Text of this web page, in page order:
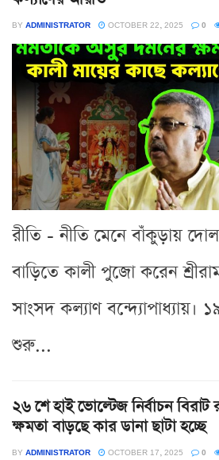
BY ADMINISTRATOR OCTOBER 22, 2025 0
রীতি - নীতি মেনে বাঁকুড়ায়
বাড়িতে কালী পুজো করেন
সাংসদ কল্যাণ বন্দ্যোপাধ্যায়।
শুরু...
২৬ শে হাই ভোল্টেজ নির্বাচন
ক্ষমতা বাড়ছে কার ডানা ছাটা হচ্ছে
BY ADMINISTRATOR OCTOBER 17, 2025 0